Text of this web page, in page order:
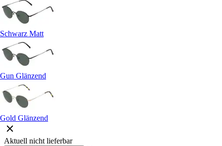
Schwarz Matt
Gun Glänzend
Gold Glänzend
Aktuell nicht lieferbar